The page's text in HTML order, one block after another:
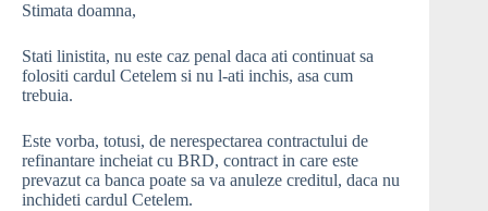
Stimata doamna,
Stati linistita, nu este caz penal daca ati continuat sa
folositi cardul Cetelem si nu l-ati inchis, asa cum
trebuia.
Este vorba, totusi, de nerespectarea contractului de
refinantare incheiat cu BRD, contract in care este
prevazut ca banca poate sa va anuleze creditul, daca nu
inchideti cardul Cetelem.